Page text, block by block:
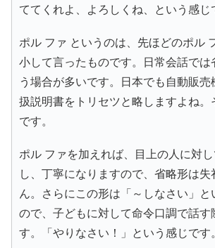
ててくれよ、よろしくね、という感じ
ポル ファ というのは、先ほどのポル
小して言ったものです。日常会話では
う場合が多いです。日本でも自動販売
扱説明書をトリセツと略しますよね。
です。
ポル ファを加えれば、目上の人に対
し、丁寧になりますので、省略形は
ん。さらにこの形は「～しなさい」と
ので、子どもに対して命令口調で話す
す。「やりなさい！」という感じです